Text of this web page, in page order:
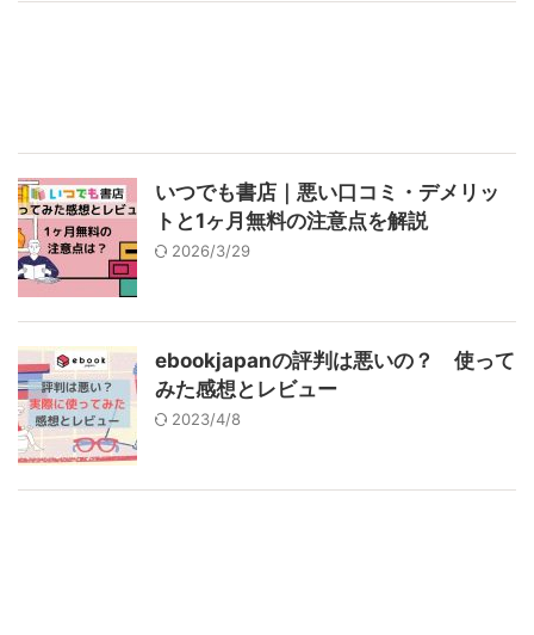
いつでも書店｜悪い口コミ・デメリッ
トと1ヶ月無料の注意点を解説
2026/3/29
ebookjapanの評判は悪いの？ 使って
みた感想とレビュー
2023/4/8